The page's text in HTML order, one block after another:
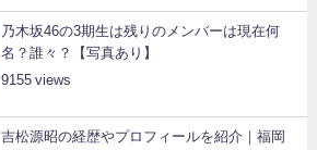
乃木坂46の3期生は残りのメンバーは現在何
名？誰々？【写真あり】
9155
吉松源昭の経歴やプロフィールを紹介｜福岡